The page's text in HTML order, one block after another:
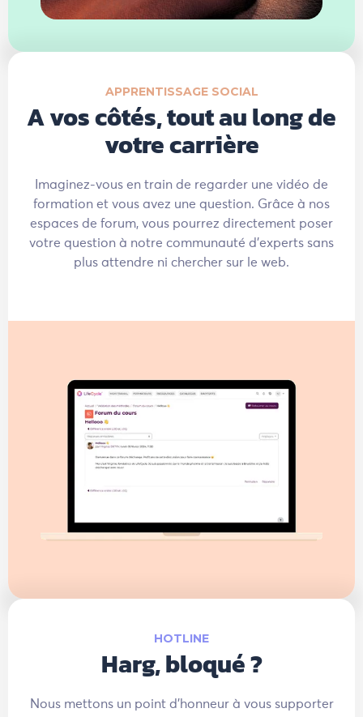
APPRENTISSAGE SOCIAL
A vos côtés, tout au long de
votre carrière
Imaginez-vous en train de regarder une vidéo de
formation et vous avez une question. Grâce à nos
espaces de forum, vous pourrez directement poser
votre question à notre communauté d'experts sans
plus attendre ni chercher sur le web.
HOTLINE
Harg, bloqué ?
Nous mettons un point d'honneur à vous supporter